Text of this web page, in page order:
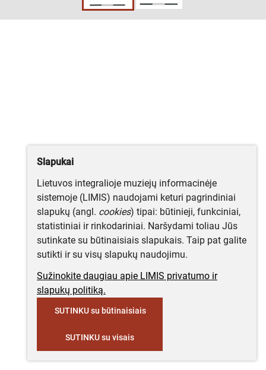
Slapukai
Lietuvos integralioje muziejų informacinėje
sistemoje (LIMIS) naudojami keturi pagrindiniai
slapukų (angl. cookies) tipai: būtinieji, funkciniai,
statistiniai ir rinkodariniai. Naršydami toliau Jūs
sutinkate su būtinaisiais slapukais. Taip pat galite
sutikti ir su visų slapukų naudojimu.
Sužinokite daugiau apie LIMIS privatumo ir
slapukų politiką.
SUTINKU su būtinaisiais
SUTINKU su visais